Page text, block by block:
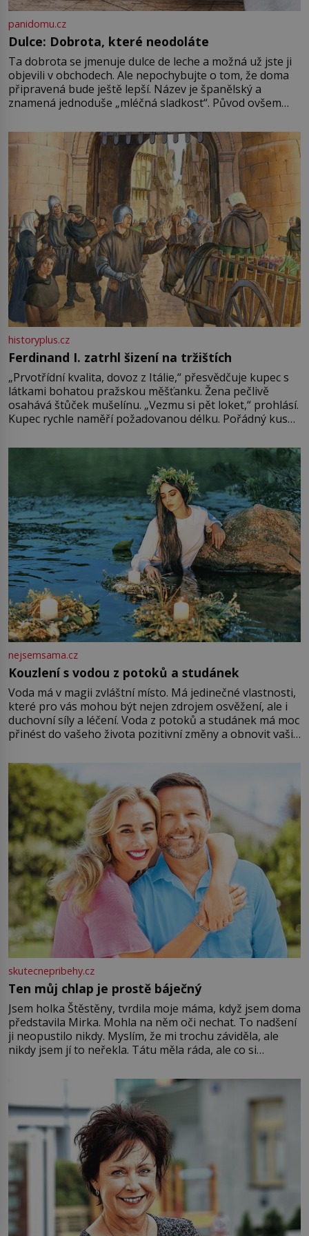
panidomu.cz
Dulce: Dobrota, které neodoláte
Ta dobrota se jmenuje dulce de leche a možná už jste ji
objevili v obchodech. Ale nepochybujte o tom, že doma
připravená bude ještě lepší. Název je španělský a
znamená jednoduše „mléčná sladkost“. Původ ovšem
pře hned několik latinskoamerických zemí a k tomu
Francie, kde se traduje,
historyplus.cz
Ferdinand I. zatrhl šizení na tržištích
„Prvotřídní kvalita, dovoz z Itálie,“ přesvědčuje kupec s
látkami bohatou pražskou měšťanku. Žena pečlivě
osahává štůček mušelínu. „Vezmu si pět loket,“ prohlásí.
Kupec rychle naměří požadovanou délku. Pořádný kus
milostpaní. Stačí jenom na sukni,“ zhodnotí švadlena
množství růžového mušelínu. „Ošidili vás, podívejte.“
Vezme do ruky dřevěnou
nejsemsama.cz
Kouzlení s vodou z potoků a studánek
Voda má v magii zvláštní místo. Má jedinečné vlastnosti,
které pro vás mohou být nejen zdrojem osvěžení, ale i
duchovní síly a léčení. Voda z potoků a studánek má moc
přinést do vašeho života pozitivní změny a obnovit vaši
můžete obohatit své rituály a přinést do svého života
větší harmonii a klid. Je důležité
skutecnepribehy.cz
Ten můj chlap je prostě báječný
Jsem holka Štěstěny, tvrdila moje máma, když jsem doma
představila Mirka. Mohla na něm oči nechat. To nadšení
ji neopustilo nikdy. Myslím, že mi trochu záviděla, ale
nikdy jsem jí to neřekla. Tátu měla ráda, ale co si
Jsme spolu moc rádi Tehdy byla jiná doba, když